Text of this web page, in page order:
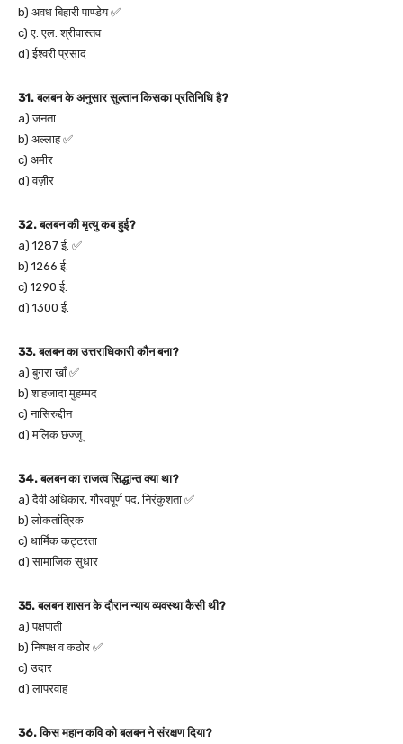
b) अवध बिहारी पाण्डेय ✅
c) ए. एल. श्रीवास्तव
d) ईश्वरी प्रसाद
31. बलबन के अनुसार सुल्तान किसका प्रतिनिधि है?
a) जनता
b) अल्लाह ✅
c) अमीर
d) वज़ीर
32. बलबन की मृत्यु कब हुई?
a) 1287 ई. ✅
b) 1266 ई.
c) 1290 ई.
d) 1300 ई.
33. बलबन का उत्तराधिकारी कौन बना?
a) बुगरा खाँ ✅
b) शाहजादा मुहम्मद
c) नासिरुद्दीन
d) मलिक छज्जू
34. बलबन का राजत्व सिद्धान्त क्या था?
a) दैवी अधिकार, गौरवपूर्ण पद, निरंकुशता ✅
b) लोकतांत्रिक
c) धार्मिक कट्टरता
d) सामाजिक सुधार
35. बलबन शासन के दौरान न्याय व्यवस्था कैसी थी?
a) पक्षपाती
b) निष्पक्ष व कठोर ✅
c) उदार
d) लापरवाह
36. किस महान कवि को बलबन ने संरक्षण दिया?